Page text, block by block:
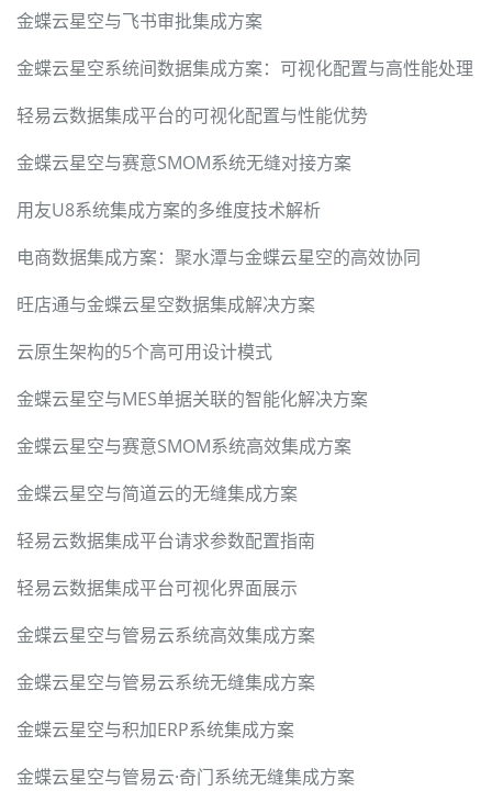
金蝶云星空与飞书审批集成方案
金蝶云星空系统间数据集成方案：可视化配置与高性能处理
轻易云数据集成平台的可视化配置与性能优势
金蝶云星空与赛意SMOM系统无缝对接方案
用友U8系统集成方案的多维度技术解析
电商数据集成方案：聚水潭与金蝶云星空的高效协同
旺店通与金蝶云星空数据集成解决方案
云原生架构的5个高可用设计模式
金蝶云星空与MES单据关联的智能化解决方案
金蝶云星空与赛意SMOM系统高效集成方案
金蝶云星空与简道云的无缝集成方案
轻易云数据集成平台请求参数配置指南
轻易云数据集成平台可视化界面展示
金蝶云星空与管易云系统高效集成方案
金蝶云星空与管易云系统无缝集成方案
金蝶云星空与积加ERP系统集成方案
金蝶云星空与管易云·奇门系统无缝集成方案